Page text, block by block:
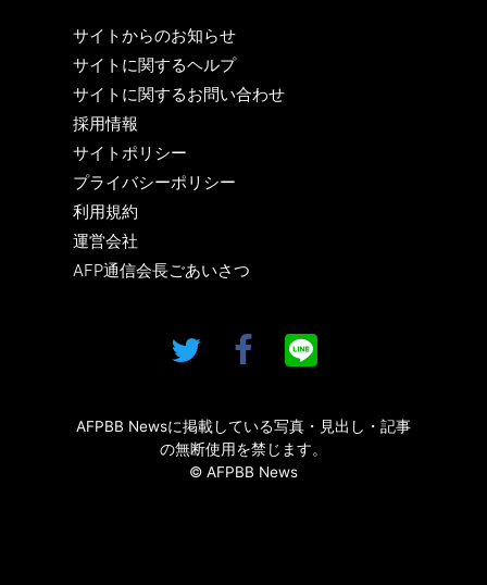
サイトからのお知らせ
サイトに関するヘルプ
サイトに関するお問い合わせ
採用情報
サイトポリシー
プライバシーポリシー
利用規約
運営会社
AFP通信会長ごあいさつ
AFPBB Newsに掲載している写真・見出し・記事
の無断使用を禁じます。
© AFPBB News